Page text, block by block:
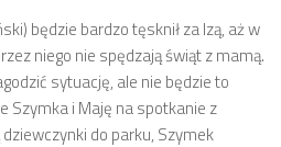
będzie bardzo tęsknił za Izą, aż w
niego nie spędzają świąt z mamą.
sytuację, ale nie będzie to
Szymka i Maję na spotkanie z
do parku, Szymek